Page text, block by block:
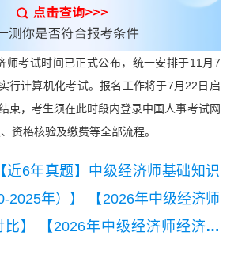
师考试时间已正式公布，统一安排于11月7
行计算机化考试。报名工作将于7月22日启
束，考生须在此时段内登录中国人事考试网
资格核验及缴费等全部流程。
近6年真题】中级经济师基础知识
2025年）】
【2026年中级经济师
】
【2026年中级经济师经济基